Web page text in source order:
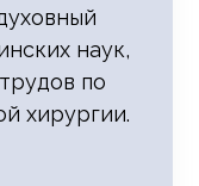
наук,
по
хирургии.